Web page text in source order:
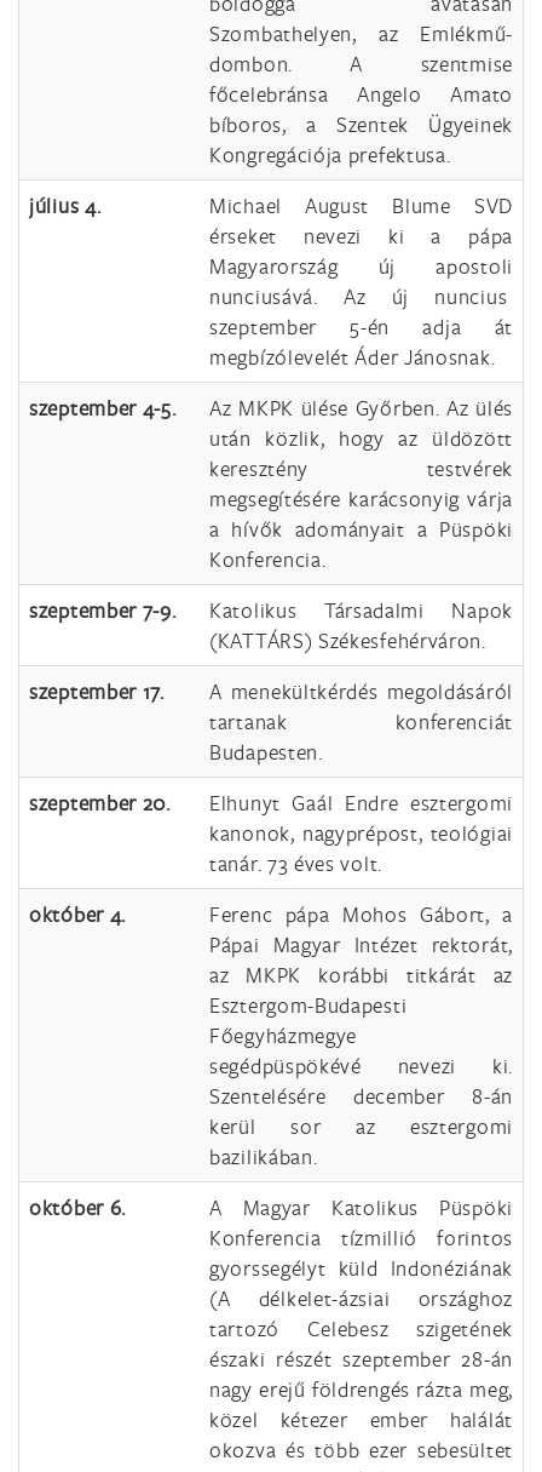
Szombathelyen, az Emlékmű-
dombon. A szentmise
főcelebránsa Angelo Amato
bíboros, a Szentek Ügyeinek
Kongregációja prefektusa.
július 4.
Michael August Blume SVD
érseket nevezi ki a pápa
Magyarország új apostoli
nunciusává. Az új nuncius
szeptember 5-én adja át
megbízólevelét Áder Jánosnak.
szeptember 4-5.
Az MKPK ülése Győrben. Az ülés
után közlik, hogy az üldözött
keresztény testvérek
megsegítésére karácsonyig várja
a hívők adományait a Püspöki
Konferencia.
szeptember 7-9.
Katolikus Társadalmi Napok
(KATTÁRS) Székesfehérváron.
szeptember 17.
A menekültkérdés megoldásáról
tartanak konferenciát
Budapesten.
szeptember 20.
Elhunyt Gaál Endre esztergomi
kanonok, nagyprépost, teológiai
tanár. 73 éves volt.
október 4.
Ferenc pápa Mohos Gábort, a
Pápai Magyar Intézet rektorát,
az MKPK korábbi titkárát az
Esztergom-Budapesti
Főegyházmegye
segédpüspökévé nevezi ki.
Szentelésére december 8-án
kerül sor az esztergomi
bazilikában.
október 6.
A Magyar Katolikus Püspöki
Konferencia tízmillió forintos
gyorssegélyt küld Indonéziának
(A délkelet-ázsiai országhoz
tartozó Celebesz szigetének
északi részét szeptember 28-án
nagy erejű földrengés rázta meg,
közel kétezer ember halálát
okozva és több ezer sebesültet